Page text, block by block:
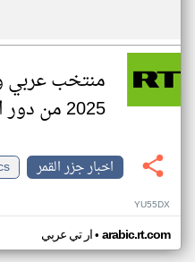
منتخب عربي
2025 من دور المجموعات
اخبار جزر القمر
YU55DX
ار تي عربي• arabic.rt.com